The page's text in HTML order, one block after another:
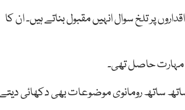
پر تلخ سوال انہیں مقبول بناتے ہیں۔ ان کا
مہارت حاصل تھی۔
ساتھ رومانوی موضوعات بھی دکھائی